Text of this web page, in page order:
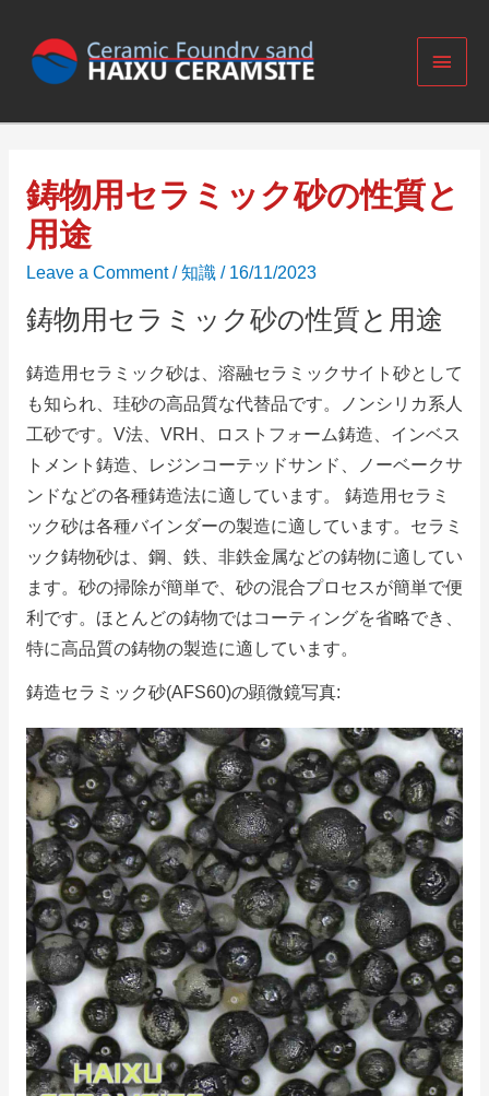
鋳物用セラミック砂の性質と
用途
Leave a Comment /知識/ 16/11/2023
鋳物用セラミック砂の性質と用途
鋳造用セラミック砂は、溶融セラミックサイト砂として
も知られ、珪砂の高品質な代替品です。
ノンシリカ系人
工砂です。 V法、VRH、ロストフォーム鋳造、インベス
トメント鋳造、レジンコーテッドサンド、ノーベークサ
ンドなどの各種鋳造法に適しています。 鋳造用セラミ
ック砂は各種バインダーの製造に適しています。 セラミ
ック鋳物砂は、鋼、鉄、非鉄金属などの鋳物に適してい
ます。砂の掃除が簡単で、砂の混合プロセスが簡単で便
利です。 ほとんどの鋳物ではコーティングを省略でき、
特に高品質の鋳物の製造に適しています。
鋳造セラミック砂(AFS60)の顕微鏡写真: